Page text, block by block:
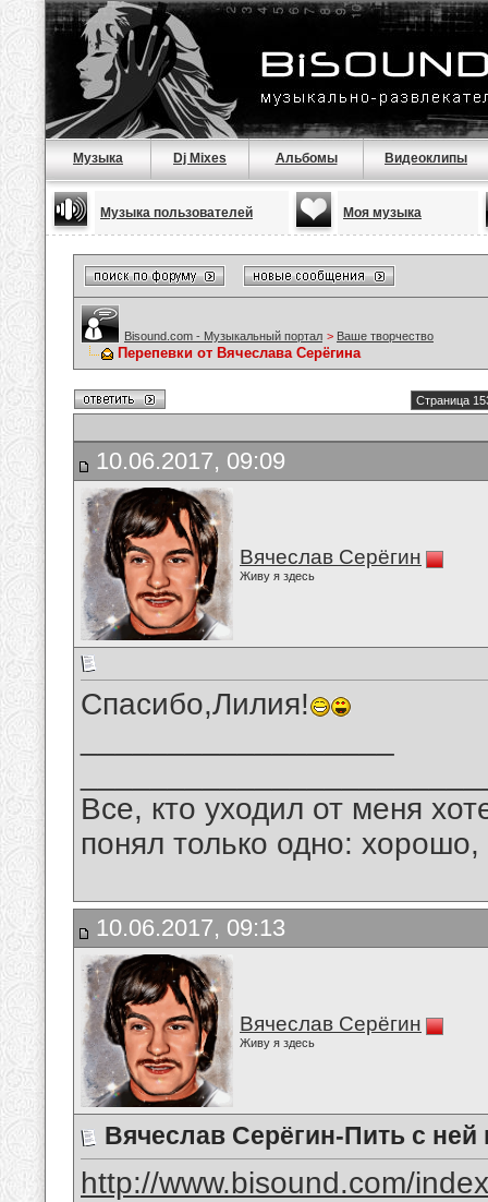
Музыка Dj Mixes Альбомы Видеоклипы
Музыка пользователей Моя музыка
Bisound.com - Музыкальный портал > Ваше творчество
Перепевки от Вячеслава Серёгина
Страница
10.06.2017, 09:09
Вячеслав Серёгин
Живу я здесь
Спасибо,Лилия!
Все, кто уходил от меня
понял только одно:
10.06.2017, 09:13
Вячеслав Серёгин
Живу я здесь
Вячеслав Серёгин-Пить с ней
http://www.bisound.com/